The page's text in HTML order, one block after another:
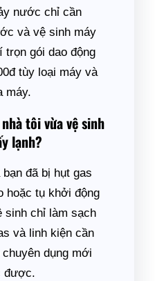
nước chỉ cần
và vệ sinh máy
trọn gói dao động
tùy loại máy và
máy.
tôi vừa vệ sinh
lạnh?
đã bị hụt gas
hoặc tụ khởi động
sinh chỉ làm sạch
và linh kiện cần
dụng mới
được.